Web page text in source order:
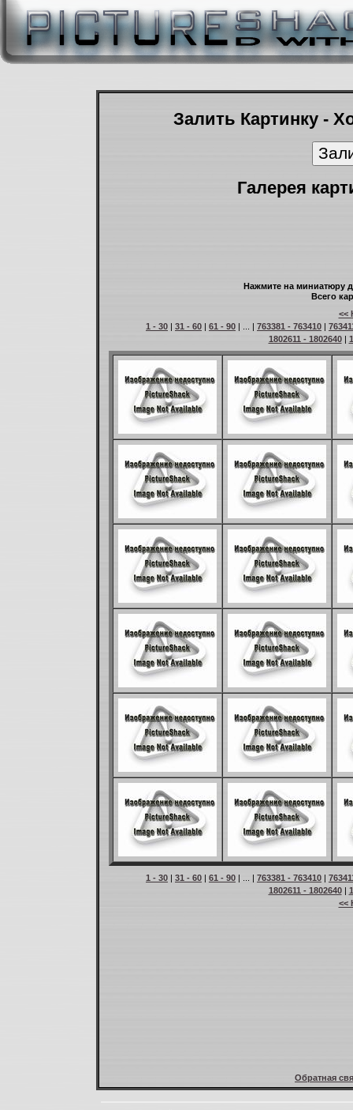
Залить Картинку -
Галерея
Нажмите на миниатюру
Всего
<<
1 - 30 | 31 - 60 | 61 - 90 | ... | 763381 - 763410 |
1802611 - 1802640|
1 - 30 | 31 - 60 | 61 - 90 | ... | 763381 - 763410 |
1802611 - 1802640|
<<
Обратная